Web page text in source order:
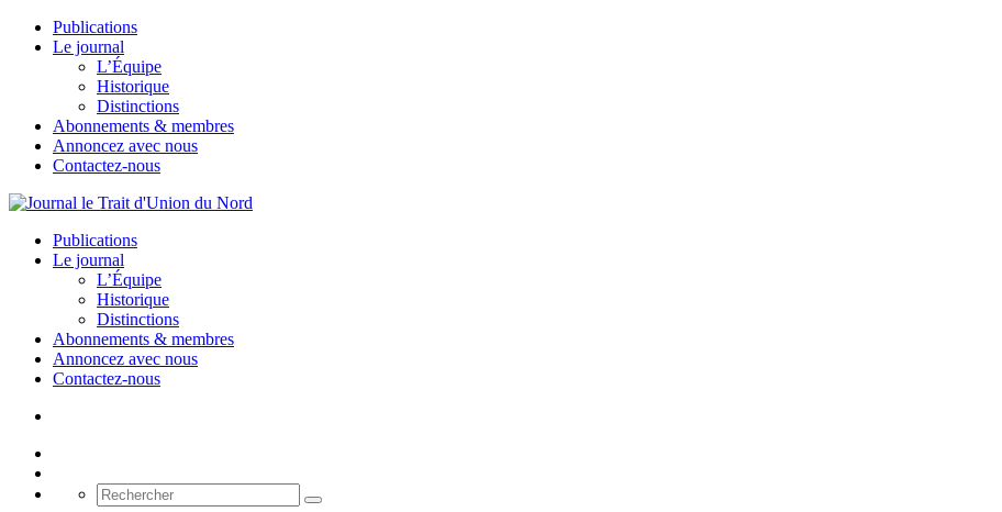
Publications
Le journal
L’Équipe
Historique
Distinctions
Abonnements & membres
Annoncez avec nous
Contactez-nous
Publications
Le journal
L’Équipe
Historique
Distinctions
Abonnements & membres
Annoncez avec nous
Contactez-nous